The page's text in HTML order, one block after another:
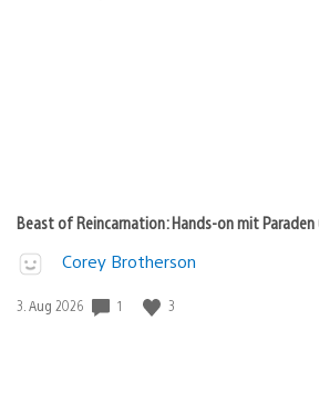
Beast of Reincarnation: Hands-on mit Paraden
Corey Brotherson
Veröffentlichungsdatum:
3. Aug 2026 1 3